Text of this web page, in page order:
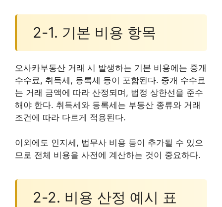
2-1. 기본 비용 항목
오사카부동산 거래 시 발생하는 기본 비용에는 중개
수수료, 취득세, 등록세 등이 포함된다. 중개 수수료
는 거래 금액에 따라 산정되며, 법정 상한선을 준수
해야 한다. 취득세와 등록세는 부동산 종류와 거래
조건에 따라 다르게 적용된다.
이외에도 인지세, 법무사 비용 등이 추가될 수 있으
므로 전체 비용을 사전에 계산하는 것이 중요하다.
2-2. 비용 산정 예시 표